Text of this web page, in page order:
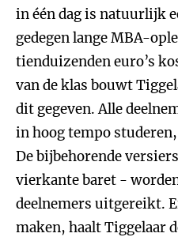
in één dag is natuurlijk
gedegen lange MBA-
tienduizenden euro’s
van de klas bouwt
dit gegeven. Alle
in hoog tempo
De bijbehorende
vierkante baret -
deelnemers uitgereikt.
maken, haalt Tiggelaar